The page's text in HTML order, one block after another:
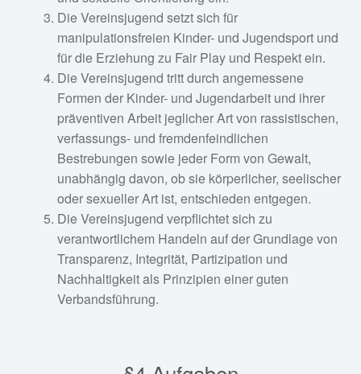
Die Vereinsjugend setzt sich für
manipulationsfreien Kinder- und Jugendsport und
für die Erziehung zu Fair Play und Respekt ein.
Die Vereinsjugend tritt durch angemessene
Formen der Kinder- und Jugendarbeit und ihrer
präventiven Arbeit jeglicher Art von rassistischen,
verfassungs- und fremdenfeindlichen
Bestrebungen sowie jeder Form von Gewalt,
unabhängig davon, ob sie körperlicher, seelischer
oder sexueller Art ist, entschieden entgegen.
Die Vereinsjugend verpflichtet sich zu
verantwortlichem Handeln auf der Grundlage von
Transparenz, Integrität, Partizipation und
Nachhaltigkeit als Prinzipien einer guten
Verbandsführung.